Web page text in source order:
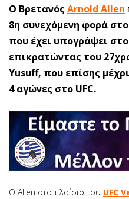
Ο Βρετανός Arnold Allen
8η συνεχόμενη φορά
που έχει υπογράψει
επικρατώντας του
Yusuff, που επίσης
4 αγώνες στο UFC.
O Allen στο πλαίσιο του UFC